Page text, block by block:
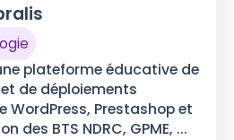
plateforme éducative de
de déploiements
Prestashop et
des BTS NDRC, GPME, ...